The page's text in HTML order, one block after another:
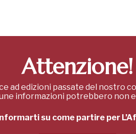
Attenzione!
ad edizioni passate del nostro
informazioni potrebbero non
su come partire per